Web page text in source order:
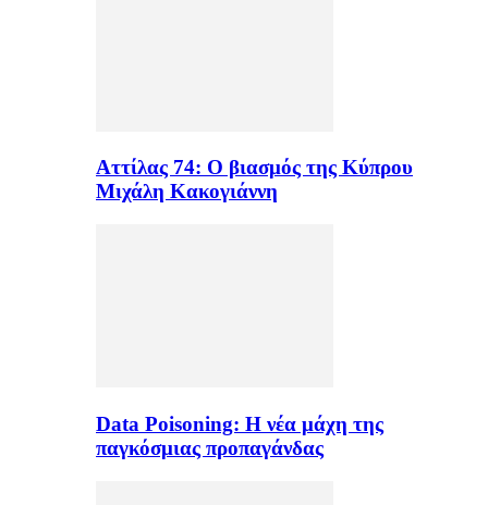
Αττίλας 74: Ο βιασμός της Κύπρου
Μιχάλη Κακογιάννη
Data Poisoning: Η νέα μάχη της
παγκόσμιας προπαγάνδας